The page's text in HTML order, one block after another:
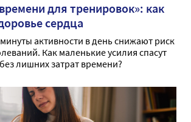
для тренировок»: как
сердца
активности в день снижают риск
Как маленькие усилия спасут
лишних затрат времени?